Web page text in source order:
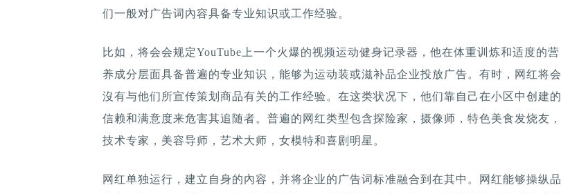
们一般对广告词內容具备专业知识或工作经验。
比如，将会会规定YouTube上一个火爆的视频运动健身记录器，他在体重训炼和适度的营
养成分层面具备普遍的专业知识，能够为运动装或滋补品企业投放广告。有时，网红将会
沒有与他们所宣传策划商品有关的工作经验。在这类状况下，他们靠自己在小区中创建的
信赖和满意度来危害其追随者。普遍的网红类型包含探险家，摄像师，特色美食发烧友，
技术专家，美容导师，艺术大师，女模特和喜剧明星。
网红单独运行，建立自身的內容，并将企业的广告词标准融合到在其中。网红能够操纵品